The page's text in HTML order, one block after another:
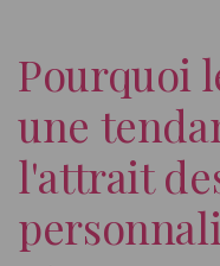
Pourquoi
une
l'attrait